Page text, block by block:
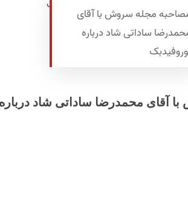
مجله سروش با آقای
ساداتی شاد درباره
آقای محمدرضا ساداتی شاد